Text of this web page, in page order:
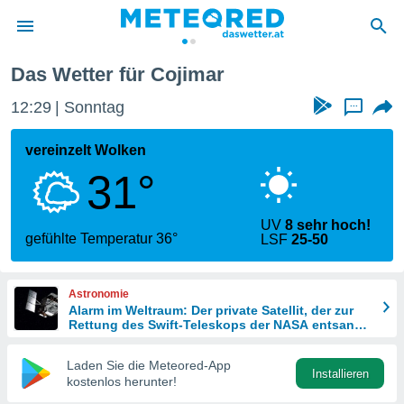
wurde
dass
sind.
diese
Das Wetter für Cojimar
12:29 Sonntag ...
vereinzelt Wolken
31°
gefühlte Temperatur 36°
UV8 sehr hoch!
LSF25-50
Astronomie
Alarm im Weltraum: Der private Satellit, der zur
Rettung des Swift-Teleskops der NASA entsandt
Laden Sie die Meteored-App
kostenlos herunter!
Installieren